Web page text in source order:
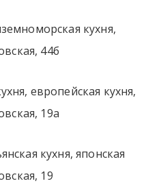
кухня,
44б
европейская кухня,
19а
кухня, японская
19